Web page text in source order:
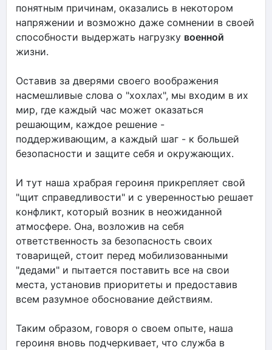
понятным причинам, оказались в некотором
напряжении и возможно даже сомнении в своей
способности выдержать нагрузку военной
жизни.
Оставив за дверями своего воображения
насмешливые слова о "хохлах", мы входим в их
мир, где каждый час может оказаться
решающим, каждое решение -
поддерживающим, а каждый шаг - к большей
безопасности и защите себя и окружающих.
И тут наша храбрая героиня прикрепляет свой
"щит справедливости" и с уверенностью решает
конфликт, который возник в неожиданной
атмосфере. Она, возложив на себя
ответственность за безопасность своих
товарищей, стоит перед мобилизованными
"дедами" и пытается поставить все на свои
места, установив приоритеты и предоставив
всем разумное обоснование действиям.
Таким образом, говоря о своем опыте, наша
героиня вновь подчеркивает, что служба в